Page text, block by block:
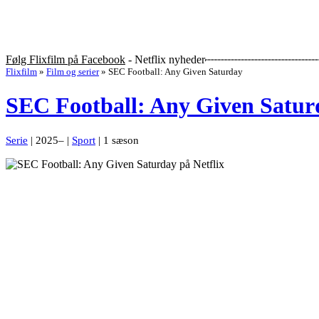
Følg Flixfilm på Facebook - Netflix nyheder
Flixfilm » Film og serier » SEC Football: Any Given Saturday
SEC Football: Any Given
Serie | 2025– | Sport | 1 sæson